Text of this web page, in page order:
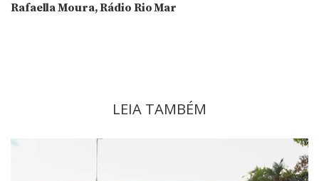
Rafaella Moura, Rádio Rio Mar
LEIA TAMBÉM